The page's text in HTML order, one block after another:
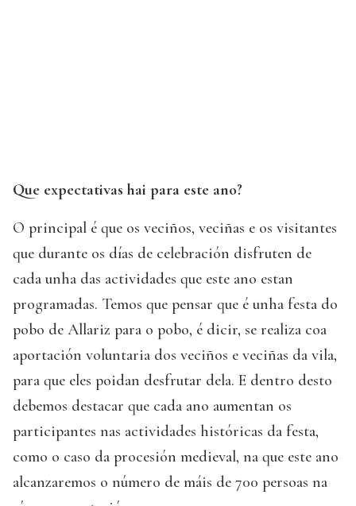
Que expectativas hai para este ano?
O principal é que os veciños, veciñas e os visitantes
que durante os días de celebración disfruten de
cada unha das actividades que este ano estan
programadas. Temos que pensar que é unha festa do
pobo de Allariz para o pobo, é dicir, se realiza coa
aportación voluntaria dos veciños e veciñas da vila,
para que eles poidan desfrutar dela. E dentro desto
debemos destacar que cada ano aumentan os
participantes nas actividades históricas da festa,
como o caso da procesión medieval, na que este ano
alcanzaremos o número de máis de 700 persoas na